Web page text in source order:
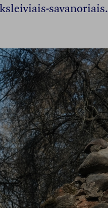
savanoriais.